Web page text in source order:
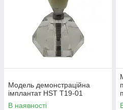
Модель демонстраційна
імплантат HST T19-01
В наявності